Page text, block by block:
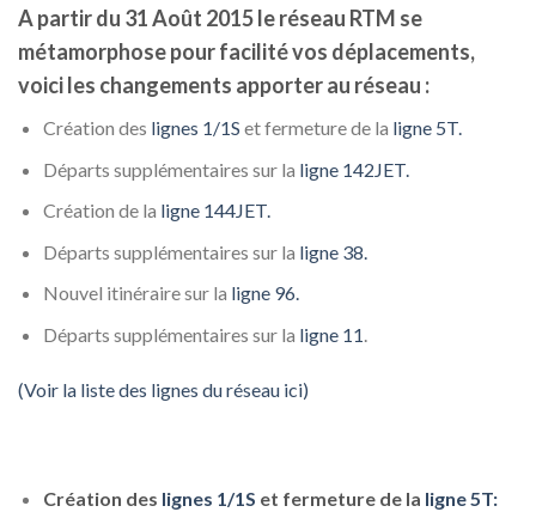
A partir du 31 Août 2015 le réseau RTM se
métamorphose pour facilité vos déplacements,
voici les changements apporter au réseau :
Création des lignes 1/1S et fermeture de la ligne 5T.
Départs supplémentaires sur la ligne 142JET.
Création de la ligne 144JET.
Départs supplémentaires sur la ligne 38.
Nouvel itinéraire sur la ligne 96.
Départs supplémentaires sur la ligne 11.
(Voir la liste des lignes du réseau ici)
Création des lignes 1/1S et fermeture de la ligne 5T: